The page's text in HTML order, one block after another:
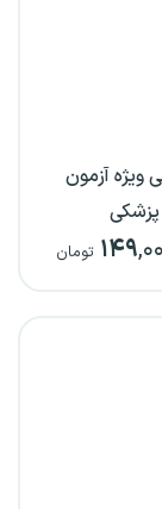
آزمون
۱۴۹ تومان